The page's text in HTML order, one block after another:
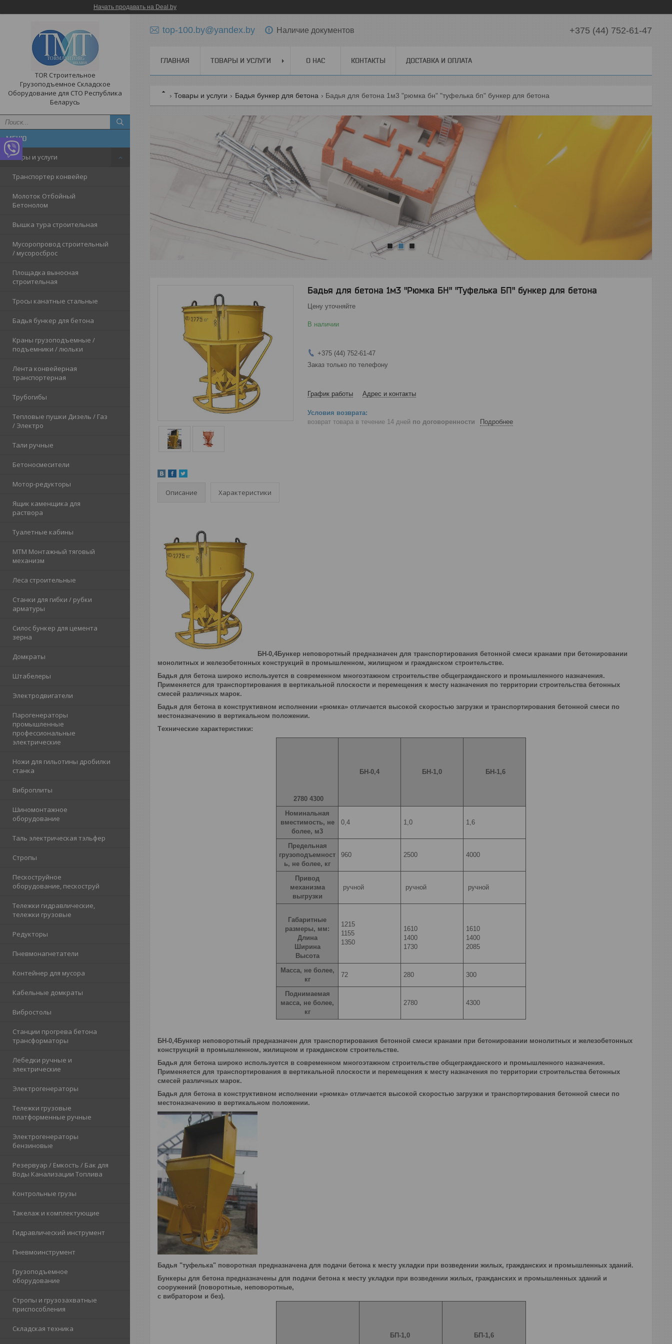
Начать продавать на Deal.by
TOR Строительное
Грузоподъемное Складское
Оборудование для СТО Республика
Беларусь
Товары и услуги
Транспортер конвейер
Молоток Отбойный
Бетонолом
Вышка тура строительная
Мусоропровод строительный
/ мусоросброс
Площадка выносная
строительная
Тросы канатные стальные
Бадья бункер для бетона
Краны грузоподъемные /
подъемники / люльки
Лента конвейерная
транспортерная
Трубогибы
Тепловые пушки Дизель / Газ
/ Электро
Тали ручные
Бетоносмесители
Мотор-редукторы
Ящик каменщика для
раствора
Туалетные кабины
МТМ Монтажный тяговый
механизм
Леса строительные
Станки для гибки / рубки
арматуры
Силос бункер для цемента
зерна
Домкраты
Штабелеры
Электродвигатели
Парогенераторы
промышленные
профессиональные
электрические
Ножи для гильотины дробилки
станка
Виброплиты
Шиномонтажное
оборудование
Таль электрическая тэльфер
Стропы
Пескоструйное
оборудование, пескоструй
Тележки гидравлические,
тележки грузовые
Редукторы
Пневмонагнетатели
Контейнер для мусора
Кабельные домкраты
Вибростолы
Станции прогрева бетона
трансформаторы
Лебедки ручные и
электрические
Электрогенераторы
Тележки грузовые
платформенные ручные
Электрогенераторы
бензиновые
Резервуар / Емкость / Бак для
Воды Канализации Топлива
Контрольные грузы
Такелаж и комплектующие
Гидравлический инструмент
Пневмоинструмент
Грузоподъемное
оборудование
Стропы и грузозахватные
приспособления
Складская техника
top-100.by@yandex.by Наличие документов +375 (44) 752-61-47
ГЛАВНАЯ ТОВАРЫ И УСЛУГИ О НАС КОНТАКТЫ ДОСТАВКА И ОПЛАТА
Товары и услуги Бадья бункер для бетона Бадья для бетона 1м3 "рюмка бн" "туфелька бп" бункер для бетона
Бадья для бетона 1м3 "Рюмка БН" "Туфелька БП" бункер для бетона
Цену уточняйте
В наличии
+375 (44) 752-61-47
Заказ только по телефону
График работы Адрес и контакты
возврат товара в течение 14 дней по договоренности Подробнее
Описание Характеристики
БН-0,4Бункер неповоротный предназначен для транспортирования бетонной смеси кранами при бетонировании
монолитных и железобетонных конструкций в промышленном, жилищном и гражданском строительстве.
Бадья для бетона широко используется в современном многоэтажном строительстве общегражданского и промышленного назначения.
Применяется для транспортирования в вертикальной плоскости и перемещения к месту назначения по территории строительства бетонных
смесей различных марок.
Бадья для бетона в конструктивном исполнении «рюмка» отличается высокой скоростью загрузки и транспортирования бетонной смеси по
местоназначению в вертикальном положении.
Tехнические характеристики:
2780 4300
БН-0,4 БН-1,0 БН-1,6
Номинальная
вместимость, не
более, м3
0,4 1,0 1,6
Предельная
грузоподъемност
ь, не более, кг
960 2500 4000
Привод
механизма
выгрузки
ручной ручной ручной
Габаритные
размеры, мм:
Длина
Ширина
Высота
1215
1155
1350
1610
1400
1730
1610
1400
2085
Масса, не более,
кг
72 280 300
Поднимаемая
масса, не более,
кг
2780 4300
БН-0,4Бункер неповоротный предназначен для транспортирования бетонной смеси кранами при бетонировании монолитных и железобетонных
конструкций в промышленном, жилищном и гражданском строительстве.
Бадья для бетона широко используется в современном многоэтажном строительстве общегражданского и промышленного назначения.
Применяется для транспортирования в вертикальной плоскости и перемещения к месту назначения по территории строительства бетонных
смесей различных марок.
Бадья для бетона в конструктивном исполнении «рюмка» отличается высокой скоростью загрузки и транспортирования бетонной смеси по
местоназначению в вертикальном положении.
Бадья "туфелька" поворотная предназначена для подачи бетона к месту укладки при возведении жилых, гражданских и промышленных зданий.
Бункеры для бетона предназначены для подачи бетона к месту укладки при возведении жилых, гражданских и промышленных зданий и
сооружений (поворотные, неповоротные,
с вибратором и без).
БП-1,0 БП-1,6